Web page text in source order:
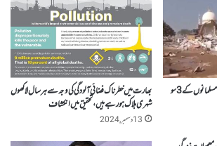
گجرات میں ناجائز تجاوزات کی آڑ میں مسلمانوں کے 3سو بھارت میں خطرناک فضائی آلودگی کی وجہ سے ہر سال لاکھوں
شہری ہلاک ہو رہے ہیں،تحقیق میں انکشاف
13 دسمبر, 2024